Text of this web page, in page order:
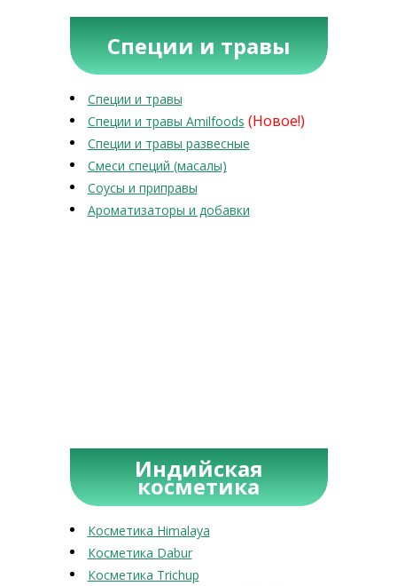
Специи и травы
Специи и травы
Специи и травы Amilfoods (Новое!)
Специи и травы развесные
Смеси специй (масалы)
Соусы и приправы
Ароматизаторы и добавки
Индийская
косметика
Косметика Himalaya
Косметика Dabur
Косметика Trichup